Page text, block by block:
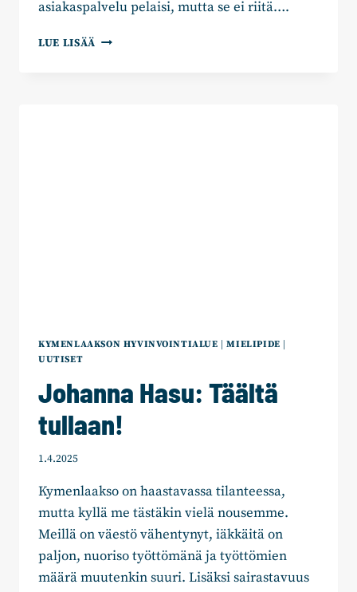
asiakaspalvelu pelaisi, mutta se ei riitä….
LUE LISÄÄ JOHANNA
KYMENLAAKSON HYVINVOINTIALUE |MIELIPIDE
UUTISET
Johanna Hasu: Täältä
tullaan!
1.4.2025
Kymenlaakso on haastavassa tilanteessa,
mutta kyllä me tästäkin vielä nousemme.
Meillä on väestö vähentynyt, iäkkäitä on
paljon, nuoriso työttömänä ja työttömien
määrä muutenkin suuri. Lisäksi sairastavuus